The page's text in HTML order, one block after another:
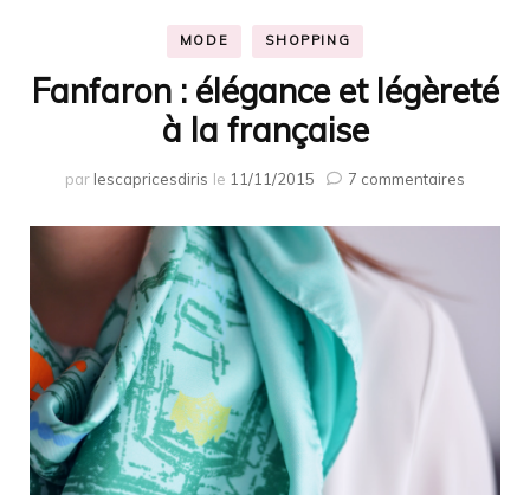
MODE SHOPPING
Fanfaron : élégance et légèreté
à la française
par lescapricesdiris le 11/11/2015 7 commentaires
: